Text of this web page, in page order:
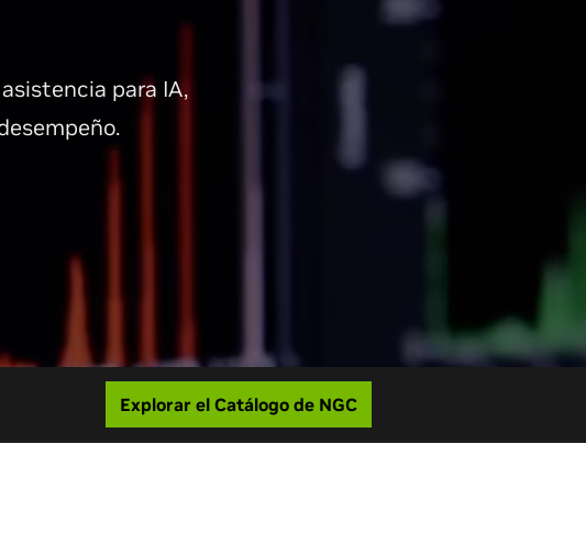
para IA,
Explorar el Catálogo de NGC